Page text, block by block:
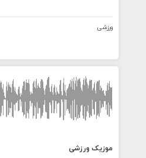
ورزشی
موزیک ورزشی